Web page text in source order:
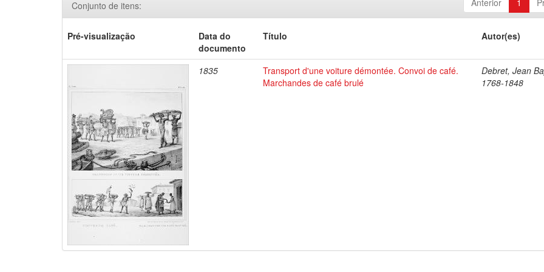
Anterior 1
Conjunto de itens:
Pré-visualização
Data do
documento
Título Autor(es)
1835
Transport d'une voiture démontée. Convoi de café.
Marchandes de café brulé
Debret, Jean
1768-1848